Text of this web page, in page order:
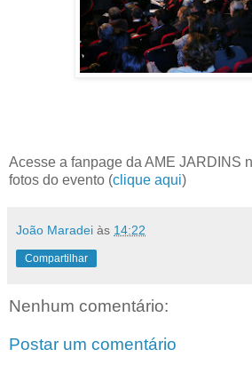
Acesse a fanpage da AME JARDINS
fotos do evento (clique aqui)
João Maradei às 14:22
Compartilhar
Nenhum comentário:
Postar um comentário